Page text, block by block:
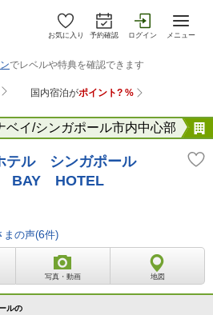
お気に入り 予約確認 ログイン メニュー
ベイ/シンガポール市内中心部
ル シンガポール
BAY HOTEL
まの声(6件)
写真・動画 地図
ルの